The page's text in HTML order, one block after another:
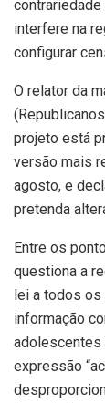
interfere na
configurar
O relator da
projeto está
versão mais
agosto, e
pretenda
Entre os
questiona a
lei a todos
informação
adolescentes
expressão